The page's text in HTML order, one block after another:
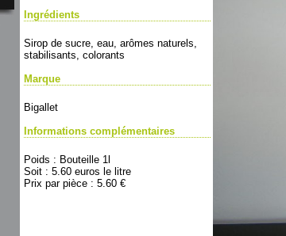
Ingrédients
Sirop de sucre, eau, arômes naturels,
stabilisants, colorants
Marque
Bigallet
Informations complémentaires
Poids : Bouteille 1l
Soit : 5.60 euros le litre
Prix par pièce : 5.60 €